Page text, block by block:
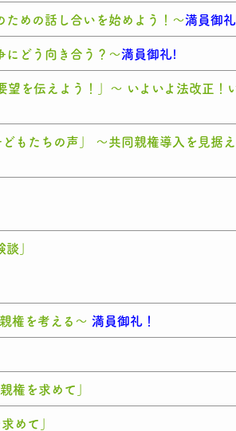
ための話し合いを始めよう！～満員御
にどう向き合う？～満員御礼!
を伝えよう！」～ いよいよ法改正！
もたちの声」 ～共同親権導入を見据え
」
権を考える～満員御礼！
権を求めて」
めて」